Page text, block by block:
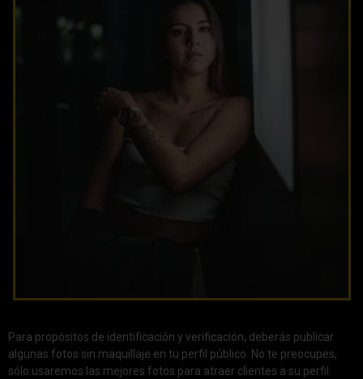
Para propósitos de identificación y verificación, deberás publicar
algunas fotos sin maquillaje en tu perfil público. No te preocupes,
sólo usaremos las mejores fotos para atraer clientes a su perfil.